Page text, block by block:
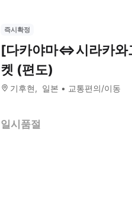
즉시확정
[다카야마⇔시라카와
켓 (편도)
기후현 일본 교통편의/이동
일시품절